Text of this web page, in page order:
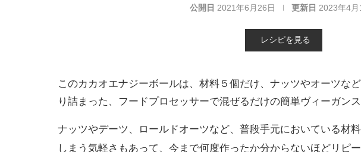
公開日 2021年6月26日 更新日 2023年4月
レシピを見る
このカカオエナジーボールは、材料５個だけ、ナッツやオーツな
り詰まった、フードプロセッサーで混ぜるだけの簡単ヴィーガンス
ナッツやデーツ、ロールドオーツなど、普段手元においている材
しまう気軽さもあって、今まで何度作ったか分からないほどリピー